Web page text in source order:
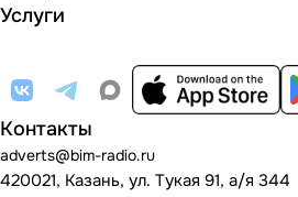
Услуги
Контакты
adverts@bim-radio.ru
420021, Казань, ул. Тукая 91, а/я 344